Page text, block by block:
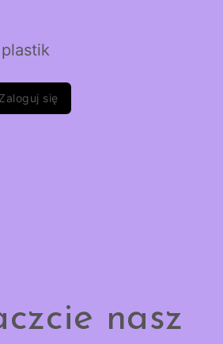
Zaloguj się
nasz